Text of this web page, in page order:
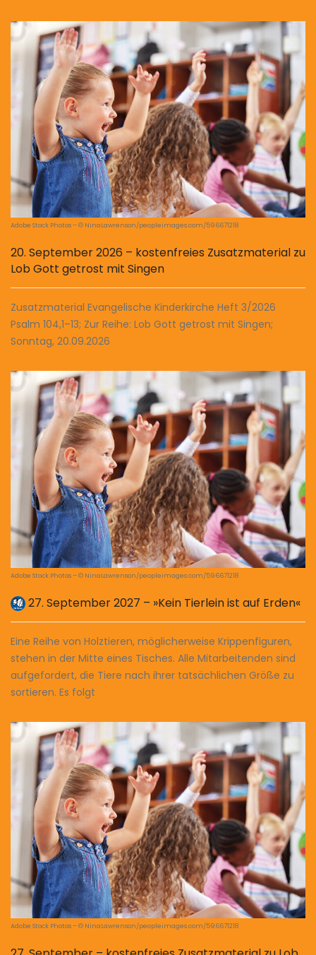
Adobe Stock Photos – © NinaLawrenson/peopleimages.com/596671218
20. September 2026 – kostenfreies Zusatzmaterial zu
Lob Gott getrost mit Singen
Zusatzmaterial Evangelische Kinderkirche Heft 3/2026
Psalm 104,1–13; Zur Reihe: Lob Gott getrost mit Singen;
Sonntag, 20.09.2026
Adobe Stock Photos – © NinaLawrenson/peopleimages.com/596671218
27. September 2027 – »Kein Tierlein ist auf Erden«
Eine Reihe von Holztieren, möglicherweise Krippenfiguren,
stehen in der Mitte eines Tisches. Alle Mitarbeitenden sind
aufgefordert, die Tiere nach ihrer tatsächlichen Größe zu
sortieren. Es folgt
Adobe Stock Photos – © NinaLawrenson/peopleimages.com/596671218